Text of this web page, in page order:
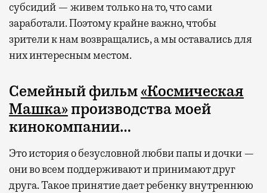
субсидий — живем только на то, что сами
заработали. Поэтому крайне важно, чтобы
зрители к нам возвращались, а мы оставались для
них интересным местом.
Семейный фильм«Космическая
Машка»производства моей
кинокомпании…
Это история о безусловной любви папы и дочки —
они во всем поддерживают и принимают друг
друга. Такое принятие дает ребенку внутреннюю